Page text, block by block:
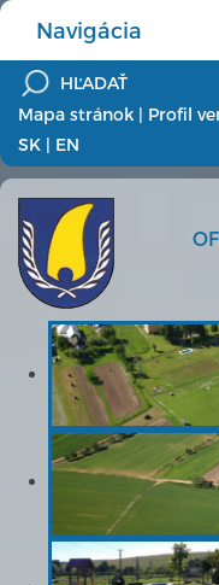
Navigácia
Mapa stránok | Profil
SK | EN